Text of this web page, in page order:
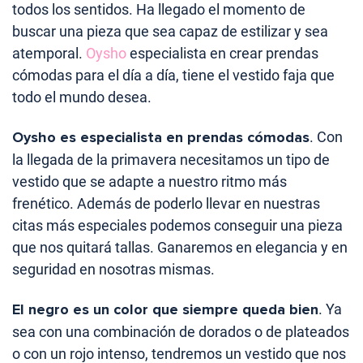
todos los sentidos. Ha llegado el momento de
buscar una pieza que sea capaz de estilizar y sea
atemporal. Oyshoespecialista en crear prendas
cómodas para el día a día, tiene el vestido faja que
todo el mundo desea.
Oysho es especialista en prendas cómodas. Con
la llegada de la primavera necesitamos un tipo de
vestido que se adapte a nuestro ritmo más
frenético. Además de poderlo llevar en nuestras
citas más especiales podemos conseguir una pieza
que nos quitará tallas. Ganaremos en elegancia y en
seguridad en nosotras mismas.
El negro es un color que siempre queda bien. Ya
sea con una combinación de dorados o de plateados
o con un rojo intenso, tendremos un vestido que nos